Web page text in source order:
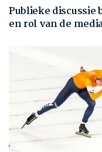
Publieke discussie
en rol van de